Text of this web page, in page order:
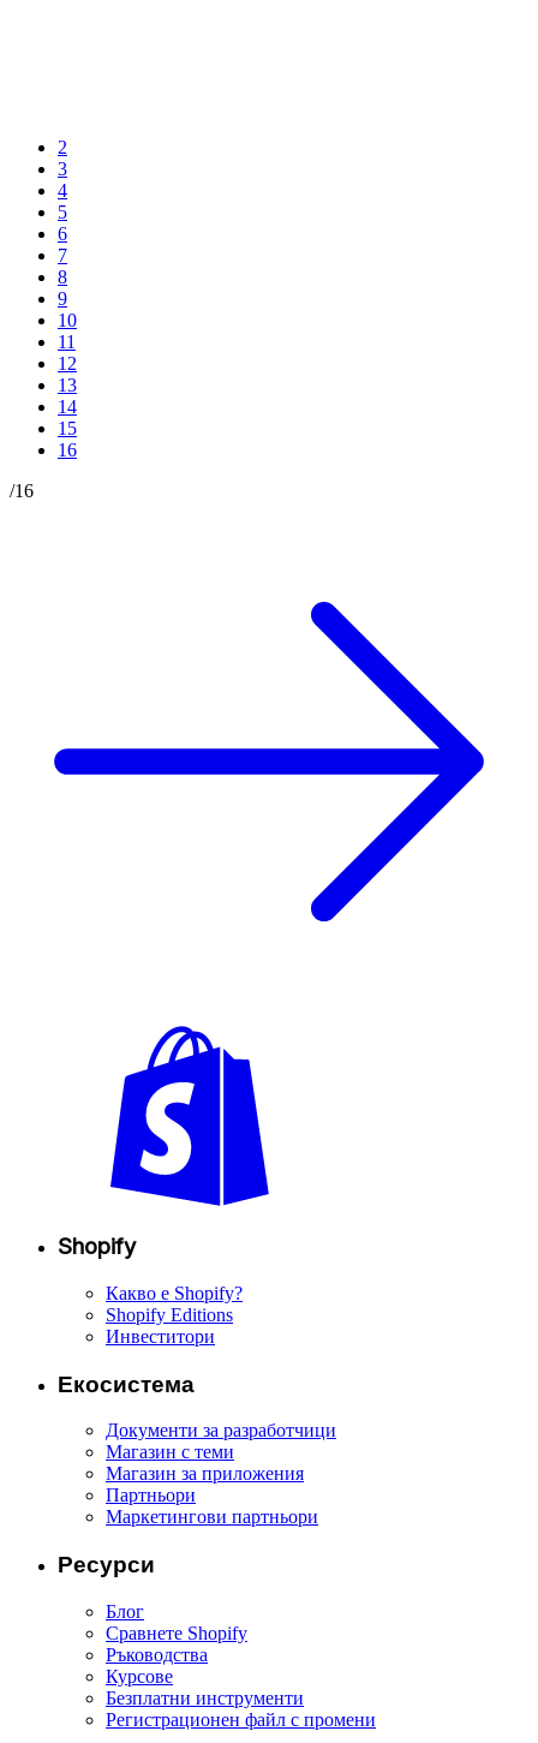
2
3
4
5
6
7
8
9
10
11
12
13
14
15
16
/16
Shopify
Какво е Shopify?
Shopify Editions
Инвеститори
Екосистема
Документи за разработчици
Магазин с теми
Магазин за приложения
Партньори
Маркетингови партньори
Ресурси
Блог
Сравнете Shopify
Ръководства
Курсове
Безплатни инструменти
Регистрационен файл с промени